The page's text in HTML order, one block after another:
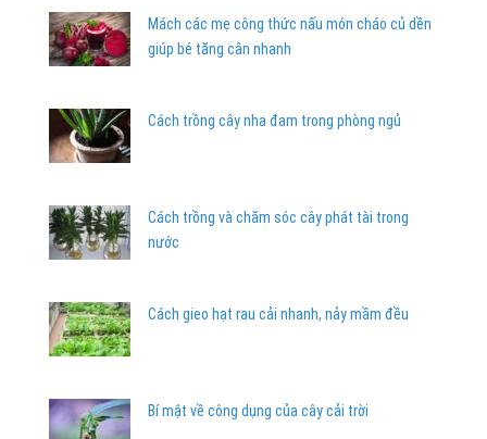
Mách các mẹ công thức nấu món cháo củ dền
giúp bé tăng cân nhanh
Cách trồng cây nha đam trong phòng ngủ
Cách trồng và chăm sóc cây phát tài trong
nước
Cách gieo hạt rau cải nhanh, nảy mầm đều
Bí mật về công dụng của cây cải trời